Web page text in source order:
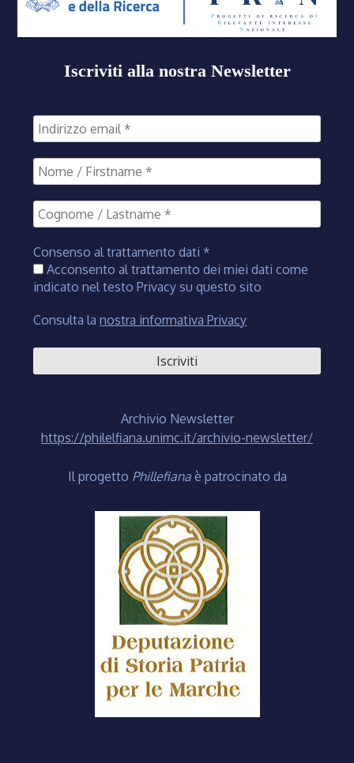
Iscriviti alla nostra Newsletter
Consenso al trattamento dati *
Acconsento al trattamento dei miei dati come
indicato nel testo Privacy su questo sito
Consulta lanostra informativa Privacy
Archivio Newsletter
https://philelfiana.unimc.it/archivio-newsletter/
Il progetto Phillefiana è patrocinato da